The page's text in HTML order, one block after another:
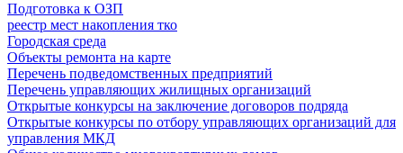
Подготовка к ОЗП
реестр мест накопления тко
Городская среда
Объекты ремонта на карте
Перечень подведомственных предприятий
Перечень управляющих жилищных организаций
Открытые конкурсы на заключение договоров подряда
Открытые конкурсы по отбору управляющих организаций для
управления МКД